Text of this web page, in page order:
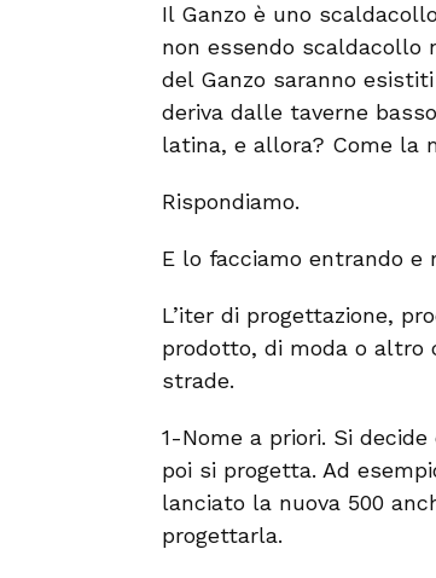
Il Ganzo è uno
non essendo scaldacollo
del Ganzo saranno
deriva dalle taverne
latina, e allora? Come la
Rispondiamo.
E lo facciamo entrando e
L’iter di progettazione,
prodotto, di moda o altro
strade.
1-Nome a priori. Si
poi si progetta. Ad
lanciato la nuova 500
progettarla.